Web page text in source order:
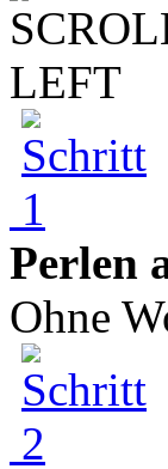
Perlen
Ohne